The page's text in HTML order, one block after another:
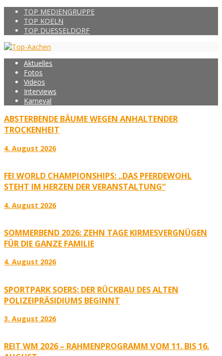
TOP MEDIENGRUPPE
TOP KOELN
TOP DUESSELDORF
Aktuelles
Fotos
Videos
Interviews
Karneval
ABSTERBENDE BÄUME WEGEN ANHALTENDER
TROCKENHEIT
4. August 2026
FEI WORLD CHAMPIONSHIPS: „DAS PFERDEWOHL
STEHT IM HERZEN DER VERANSTALTUNG“
4. August 2026
SOMMERBEND 2026: ZEHN TAGE KIRMESVERGNÜGEN
FÜR DIE GANZE FAMILIE
4. August 2026
SPORTPARK SOERS: DER RÜCKBAU DES ALTEN
POLIZEIPRÄSIDIUMS BEGINNT
3. August 2026
REIT WM 2026 – RAHMENPROGRAMM VOM 11. BIS 16.